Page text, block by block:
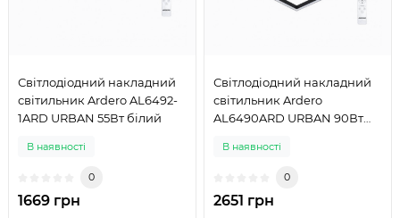
Світлодіодний накладний
світильник Ardero AL6492-
1ARD URBAN 55Вт білий
В наявності
0
1669 грн
Світлодіодний накладний
світильник Ardero
AL6490ARD URBAN 90Вт
В наявності
0
2651 грн